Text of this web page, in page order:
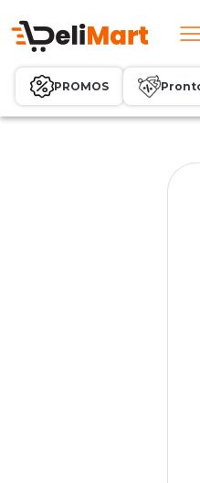
PROMOS